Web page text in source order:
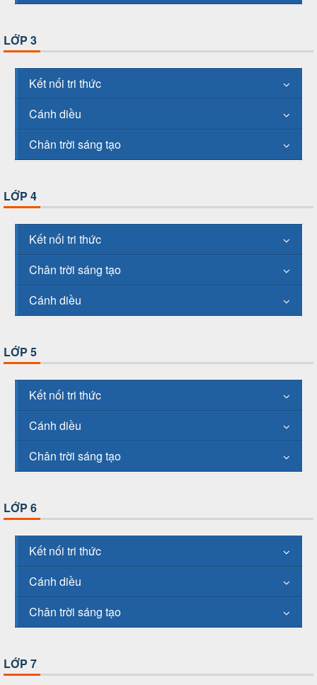
LỚP 3
Kết nối tri thức
Cánh diều
Chân trời sáng tạo
LỚP 4
Kết nối tri thức
Chân trời sáng tạo
Cánh diều
LỚP 5
Kết nối tri thức
Cánh diều
Chân trời sáng tạo
LỚP 6
Kết nối tri thức
Cánh diều
Chân trời sáng tạo
LỚP 7